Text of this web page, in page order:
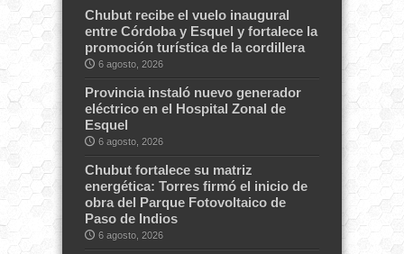
Chubut recibe el vuelo inaugural
entre Córdoba y Esquel y fortalece la
promoción turística de la cordillera
6 agosto, 2026
Provincia instaló nuevo generador
eléctrico en el Hospital Zonal de
Esquel
6 agosto, 2026
Chubut fortalece su matriz
energética: Torres firmó el inicio de
obra del Parque Fotovoltaico de
Paso de Indios
6 agosto, 2026